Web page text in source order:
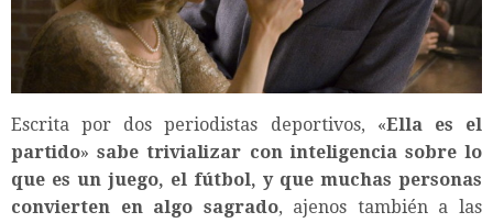
Escrita por dos periodistas deportivos, «Ella es el
partido»sabe trivializar con inteligencia sobre lo
que es un juego, el fútbol, y que muchas personas
convierten en algo sagrado, ajenos también a las